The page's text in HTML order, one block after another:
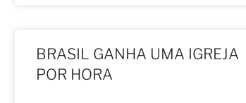
BRASIL GANHA UMA IGREJA
POR HORA